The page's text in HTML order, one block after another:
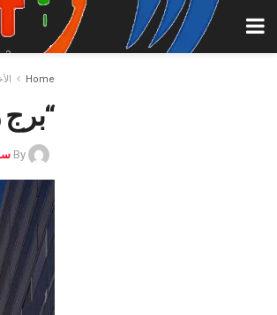
Home
“برج
By